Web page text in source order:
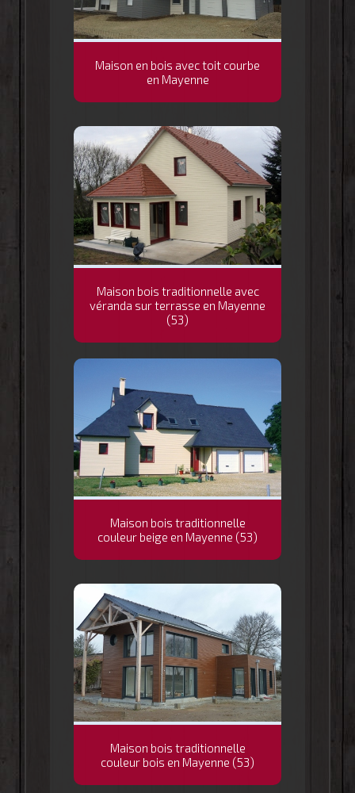
Maison en bois avec toit courbe
en Mayenne
Maison bois traditionnelle avec
véranda sur terrasse en Mayenne
(53)
Maison bois traditionnelle
couleur beige en Mayenne (53)
Maison bois traditionnelle
couleur bois en Mayenne (53)